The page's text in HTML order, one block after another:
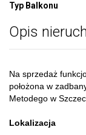
Typ Balkonu
Opis
Na sprzedaż
położona w
Metodego w
Lokalizacja